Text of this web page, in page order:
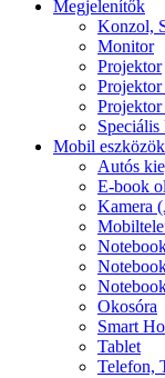
Megjelenítők
Konzol,
Monitor
Projektor
Projektor
Mobil eszközök
Autós
E-book
Kamera
Okosóra
Smart
Tablet
Telefon,